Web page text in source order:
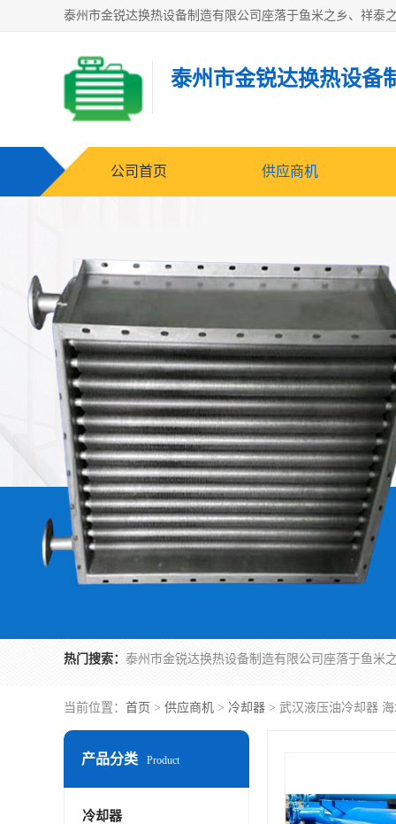
泰州市金锐达换热设备
公司首页 供应商机
热门搜索：
当前位置： 首页 > 供应商机 > 冷却器 > 武汉液压油冷却器
产品分类 Product
冷却器